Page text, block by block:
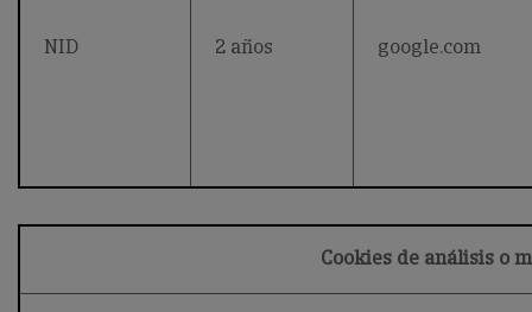
NID 2 años google.com
Cookies de análisis o